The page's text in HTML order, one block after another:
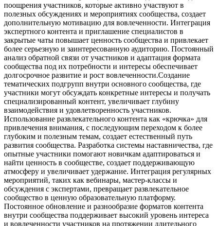
поощрения участников, которые активно участвуют в
полезных обсуждениях и мероприятиях сообщества, создает
дополнительную мотивацию для вовлеченности. Интеграция
экспертного контента и приглашение специалистов в
закрытые чаты повышает ценность сообщества и привлекает
более серьезную и заинтересованную аудиторию. Постоянный
анализ обратной связи от участников и адаптация формата
сообщества под их потребности и интересы обеспечивает
долгосрочное развитие и рост вовлеченности.Создание
тематических подгрупп внутри основного сообщества, где
участники могут обсуждать конкретные интересы и получать
специализированный контент, увеличивает глубину
взаимодействия и удовлетворенность участников.
Использование развлекательного контента как «крючка» для
привлечения внимания, с последующим переходом к более
глубоким и полезным темам, создает естественный путь
развития сообщества. Разработка системы наставничества, где
опытные участники помогают новичкам адаптироваться и
найти ценность в сообществе, создает поддерживающую
атмосферу и увеличивает удержание. Интеграция регулярных
мероприятий, таких как вебинары, мастер-классы и
обсуждения с экспертами, превращает развлекательное
сообщество в ценную образовательную платформу.
Постоянное обновление и разнообразие форматов контента
внутри сообщества поддерживает высокий уровень интереса
и вовлеченности участников на протяжении длительного